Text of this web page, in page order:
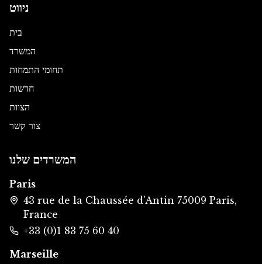
ניווט
בית
המשרד
תחומי התמחות
חדשות
הצוות
צור קשר
המשרדים שלנו
Paris
43 rue de la Chaussée d'Antin 75009 Paris,
France
+33 (0)1 83 75 60 40
Marseille